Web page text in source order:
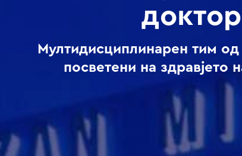
Мултидисциплинарен тим
посветени на здравјето